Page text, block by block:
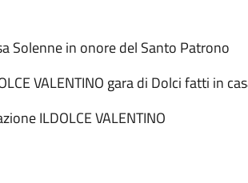
Solenne in onore del Santo Patrono
VALENTINO gara di Dolci fatti in
ILDOLCE VALENTINO